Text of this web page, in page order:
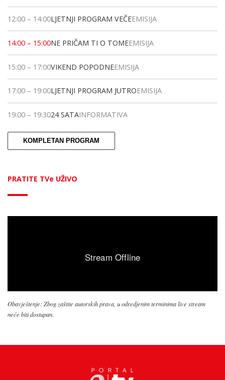
12:00 – 14:00LJETNJI PROGRAM VEČEEMISIJA
14:00 – 15:00NE PRIČAM TI O TOMEEMISIJA
15:00 – 17:00VIKEND POPODNEEMISIJA
17:00 – 19:00LJETNJI PROGRAM JUTROEMISIJA
19:00 – 19:3024 SATAINFORMATIVA
KOMPLETAN PROGRAM
PRATITE TVe UŽIVO
Obavještenje: Zbog zaštite autorskih prava, u odredjenim terminima live stream
neće biti dostupan.